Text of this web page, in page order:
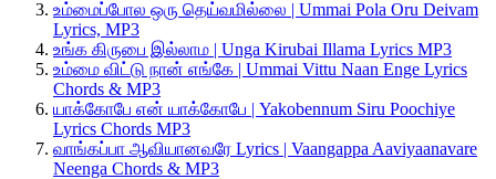
உம்மைப்போல ஒரு தெய்வமில்லை | Ummai Pola Oru Deivam
Lyrics, MP3
உங்க கிருபை இல்லாம | Unga Kirubai Illama Lyrics MP3
உம்மை விட்டு நான் எங்கே | Ummai Vittu Naan Enge Lyrics
Chords & MP3
யாக்கோபே என் யாக்கோபே | Yakobennum Siru Poochiye
Lyrics Chords MP3
வாங்கப்பா ஆவியானவரே Lyrics | Vaangappa Aaviyaanavare
Neenga Chords & MP3